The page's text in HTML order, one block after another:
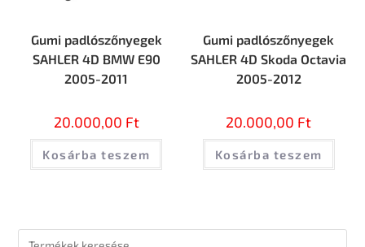
Gumi padlószőnyegek
SAHLER 4D BMW E90
2005-2011
20.000,00 Ft
Kosárba teszem
Gumi padlószőnyegek
SAHLER 4D Skoda Octavia
2005-2012
20.000,00 Ft
Kosárba teszem